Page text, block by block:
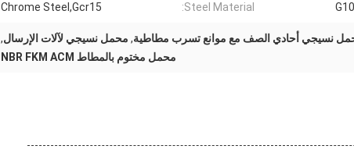
Steel Material:
Chrome Steel,Gcr15
نسيجي أحادي الصف مع موانع تسرب مطاطية, محمل نسيجي لآلات الإرسال,
محمل مختوم بالمطاط NBR FKM ACM